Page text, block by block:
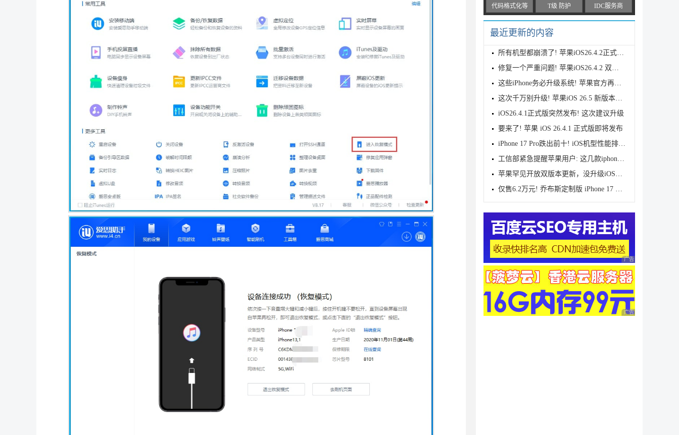
代码格式化等 T级 防护 IDC服务商
最近更新的内容
所有机型都崩溃了! 苹果iOS26.4.2正式版耗电测评
修复一个严重问题! 苹果iOS26.4.2 双正式版本发布
这些iPhone务必升级系统! 苹果官方再次发布警告
这次千万别升级! 苹果iOS 26.5 新版本发布
iOS26.4.1正式版突然发布! 这次建议升级
要来了! 苹果 iOS 26.4.1 正式版即将发布
iPhone 17 Pro跌出前十! iOS机型性能排行公布
工信部紧急提醒苹果用户: 这几款iphone手机尽快升级系
苹果罕见开放双版本更新，没升级iOS26的可选择iOS18
仅售6.2万元! 乔布斯定制版 iPhone 17 Pro 来了
广告 商业广告，理性
广告 商业广告，理性